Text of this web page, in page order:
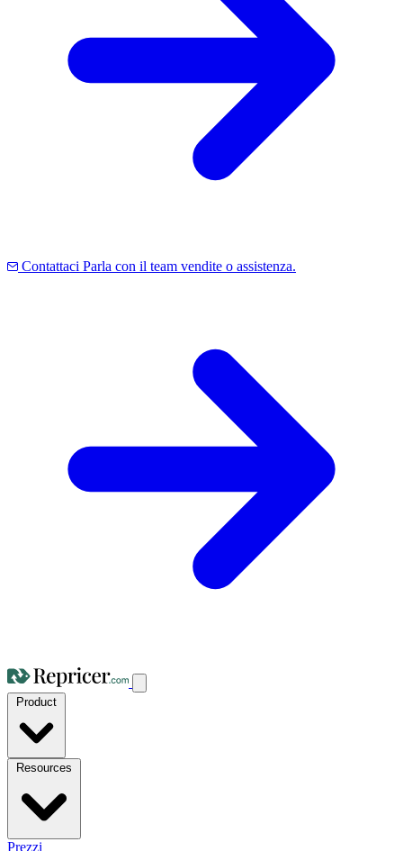
Contattaci Parla con il team vendite o assistenza.
Prezzi